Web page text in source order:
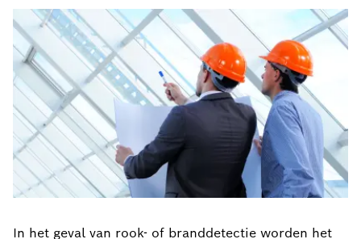
In het geval van rook- of branddetectie worden het